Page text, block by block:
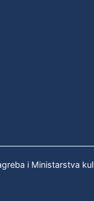
i Ministarstva